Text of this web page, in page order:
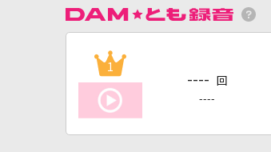
1
---- 回
----